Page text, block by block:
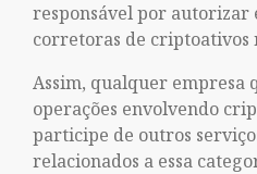
responsável por autorizar
corretoras de criptoativos
Assim, qualquer empresa
operações envolvendo
participe de outros
relacionados a essa